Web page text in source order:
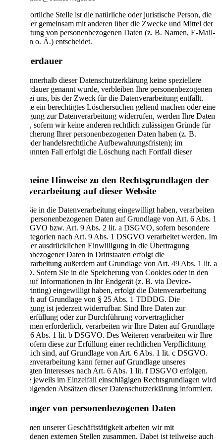
Verantwortliche Stelle ist die natürliche oder juristische Person, die
allein oder gemeinsam mit anderen über die Zwecke und Mittel der
Verarbeitung von personenbezogenen Daten (z. B. Namen, E-Mail-
Adressen o. Ä.) entscheidet.
Speicherdauer
Soweit innerhalb dieser Datenschutzerklärung keine speziellere
Speicherdauer genannt wurde, verbleiben Ihre personenbezogenen
Daten bei uns, bis der Zweck für die Datenverarbeitung entfällt.
Wenn Sie ein berechtigtes Löschersuchen geltend machen oder eine
Einwilligung zur Datenverarbeitung widerrufen, werden Ihre Daten
gelöscht, sofern wir keine anderen rechtlich zulässigen Gründe für
die Speicherung Ihrer personenbezogenen Daten haben (z. B.
steuer- oder handelsrechtliche Aufbewahrungsfristen); im
letztgenannten Fall erfolgt die Löschung nach Fortfall dieser
Allgemeine Hinweise zu den Rechtsgrundlagen der
Datenverarbeitung auf dieser Website
Sofern Sie in die Datenverarbeitung eingewilligt haben, verarbeiten
wir Ihre personenbezogenen Daten auf Grundlage von Art. 6 Abs. 1
lit. a DSGVO bzw. Art. 9 Abs. 2 lit. a DSGVO, sofern besondere
Datenkategorien nach Art. 9 Abs. 1 DSGVO verarbeitet werden. Im
Falle einer ausdrücklichen Einwilligung in die Übertragung
personenbezogener Daten in Drittstaaten erfolgt die
Datenverarbeitung außerdem auf Grundlage von Art. 49 Abs. 1 lit. a
DSGVO. Sofern Sie in die Speicherung von Cookies oder in den
Zugriff auf Informationen in Ihr Endgerät (z. B. via Device-
Fingerprinting) eingewilligt haben, erfolgt die Datenverarbeitung
zusätzlich auf Grundlage von § 25 Abs. 1 TDDDG. Die
Einwilligung ist jederzeit widerrufbar. Sind Ihre Daten zur
Vertragserfüllung oder zur Durchführung vorvertraglicher
Maßnahmen erforderlich, verarbeiten wir Ihre Daten auf Grundlage
des Art. 6 Abs. 1 lit. b DSGVO. Des Weiteren verarbeiten wir Ihre
Daten, sofern diese zur Erfüllung einer rechtlichen Verpflichtung
erforderlich sind, auf Grundlage von Art. 6 Abs. 1 lit. c DSGVO.
Die Datenverarbeitung kann ferner auf Grundlage unseres
berechtigten Interesses nach Art. 6 Abs. 1 lit. f DSGVO erfolgen.
Über die jeweils im Einzelfall einschlägigen Rechtsgrundlagen wird
in den folgenden Absätzen dieser Datenschutzerklärung informiert.
Empfänger von personenbezogenen Daten
Im Rahmen unserer Geschäftstätigkeit arbeiten wir mit
verschiedenen externen Stellen zusammen. Dabei ist teilweise auch